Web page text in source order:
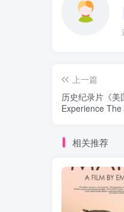
上一篇
历史纪录片《
Experience
相关推荐